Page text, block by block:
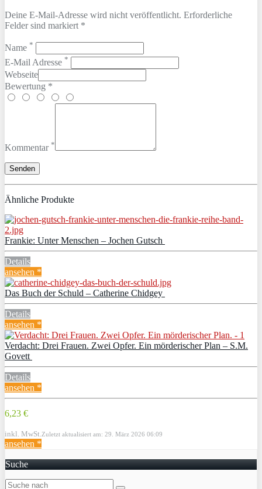
Deine E-Mail-Adresse wird nicht veröffentlicht. Erforderliche
Felder sind markiert *
Name *
E-Mail Adresse *
Webseite
Bewertung *
Kommentar *
Ähnliche Produkte
Frankie: Unter Menschen – Jochen Gutsch
Details
ansehen *
Das Buch der Schuld – Catherine Chidgey
Details
ansehen *
Verdacht: Drei Frauen. Zwei Opfer. Ein mörderischer Plan – S.M.
Govett
Details
ansehen *
6,23 €
inkl. MwSt. Zuletzt aktualisiert am: 29. März 2026 06:09
ansehen *
Suche